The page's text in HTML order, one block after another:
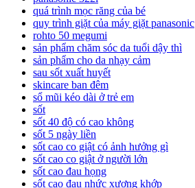
quá trình mọc răng của bé
quy trình giặt của máy giặt panasonic
rohto 50 megumi
sản phẩm chăm sóc da tuổi dậy thì
sản phẩm cho da nhạy cảm
sau sốt xuất huyết
skincare ban đêm
sổ mũi kéo dài ở trẻ em
sốt
sốt 40 độ có cao không
sốt 5 ngày liền
sốt cao co giật có ảnh hưởng gì
sốt cao co giật ở người lớn
sốt cao đau họng
sốt cao đau nhức xương khớp